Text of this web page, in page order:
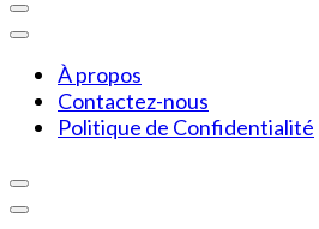
À propos
Contactez-nous
Politique de Confidentialité